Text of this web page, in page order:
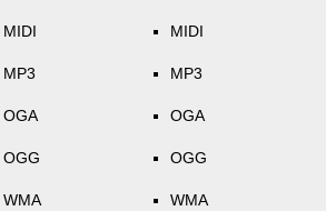
MIDI
MP3
OGA
OGG
WMA
MIDI
MP3
OGA
OGG
WMA